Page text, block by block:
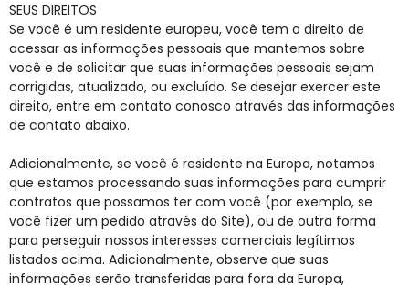
SEUS DIREITOS
Se você é um residente europeu, você tem o direito de
acessar as informações pessoais que mantemos sobre
você e de solicitar que suas informações pessoais sejam
corrigidas, atualizado, ou excluído. Se desejar exercer este
direito, entre em contato conosco através das informações
de contato abaixo.
Adicionalmente, se você é residente na Europa, notamos
que estamos processando suas informações para cumprir
contratos que possamos ter com você (por exemplo, se
você fizer um pedido através do Site), ou de outra forma
para perseguir nossos interesses comerciais legítimos
listados acima. Adicionalmente, observe que suas
informações serão transferidas para fora da Europa,